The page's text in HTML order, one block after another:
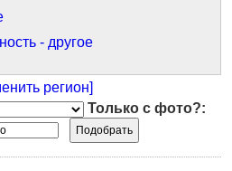
- другое
регион]
Только с фото?: